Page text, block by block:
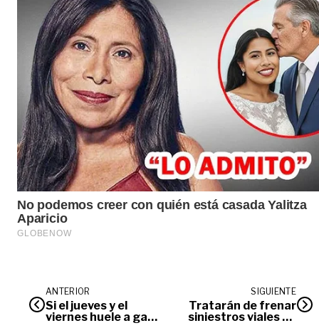
ANTERIOR
Si el jueves y el
viernes huele a gas,
SIGUIENTE
Tratarán de frenar
siniestros viales en